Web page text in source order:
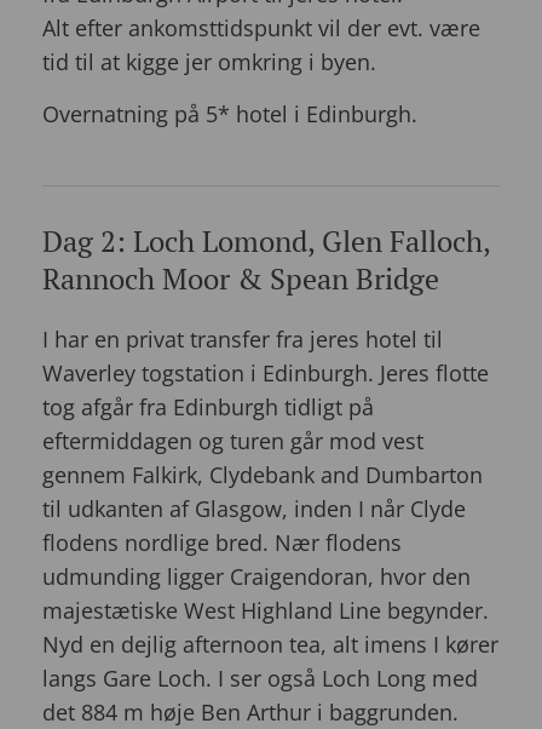
Alt efter ankomsttidspunkt vil der evt. være
tid til at kigge jer omkring i byen.
Overnatning på 5* hotel i Edinburgh.
Dag 2: Loch Lomond, Glen Falloch,
Rannoch Moor & Spean Bridge
I har en privat transfer fra jeres hotel til
Waverley togstation i Edinburgh. Jeres flotte
tog afgår fra Edinburgh tidligt på
eftermiddagen og turen går mod vest
gennem Falkirk, Clydebank and Dumbarton
til udkanten af Glasgow, inden I når Clyde
flodens nordlige bred. Nær flodens
udmunding ligger Craigendoran, hvor den
majestætiske West Highland Line begynder.
Nyd en dejlig afternoon tea, alt imens I kører
langs Gare Loch. I ser også Loch Long med
det 884 m høje Ben Arthur i baggrunden.